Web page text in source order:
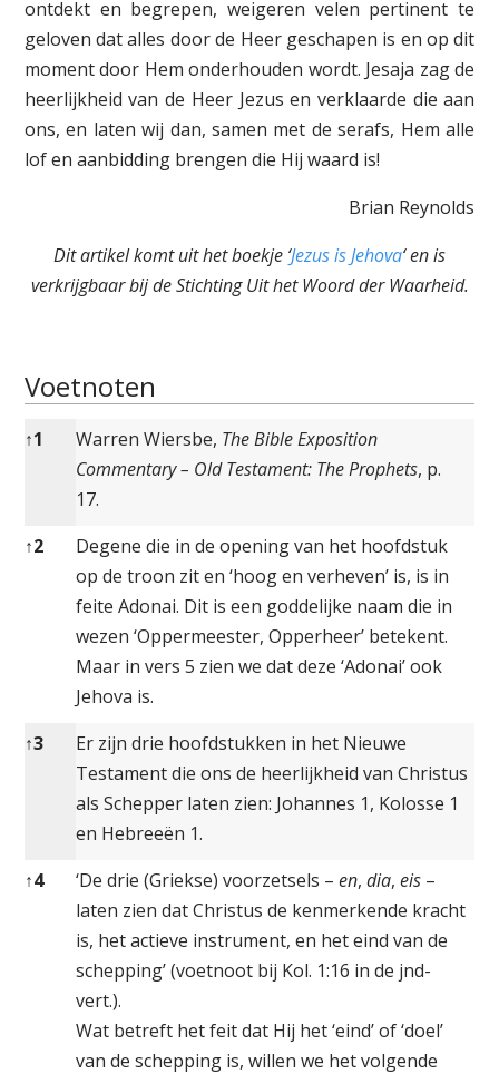
ontdekt en begrepen, weigeren velen pertinent te
geloven dat alles door de Heer geschapen is en op dit
moment door Hem onderhouden wordt. Jesaja zag de
heerlijkheid van de Heer Jezus en verklaarde die aan
ons, en laten wij dan, samen met de serafs, Hem alle
lof en aanbidding brengen die Hij waard is!
Brian Reynolds
Dit artikel komt uit het boekje ‘Jezus is Jehova‘ en is
verkrijgbaar bij de Stichting Uit het Woord der Waarheid.
Voetnoten
Voetnoten
↑1 Warren Wiersbe, The Bible Exposition
Commentary – Old Testament: The Prophets, p.
17.
↑2
Degene die in de opening van het hoofdstuk
op de troon zit en ‘hoog en verheven’ is, is in
feite Adonai. Dit is een goddelijke naam die in
wezen ‘Oppermeester, Opperheer’ betekent.
Maar in vers 5 zien we dat deze ‘Adonai’ ook
Jehova is.
↑3
Er zijn drie hoofdstukken in het Nieuwe
Testament die ons de heerlijkheid van Christus
als Schepper laten zien: Johannes 1, Kolosse 1
en Hebreeën 1.
↑4 ‘De drie (Griekse) voorzetsels – en, dia, eis–
laten zien dat Christus de kenmerkende kracht
is, het actieve instrument, en het eind van de
schepping’ (voetnoot bij Kol. 1:16 in de jnd-
vert.).
Wat betreft het feit dat Hij het ‘eind’ of ‘doel’
van de schepping is, willen we het volgende